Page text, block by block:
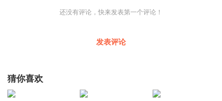
下一个是什么鸟能否让我心跳
还没有评论，快来发表第一个评论！
发表评论
猜你喜欢